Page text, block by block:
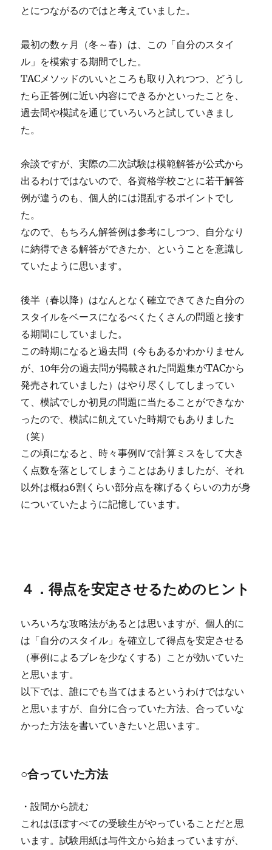
とにつながるのではと考えていました。
最初の数ヶ月（冬～春）は、この「自分のスタイ
ル」を模索する期間でした。
TACメソッドのいいところも取り入れつつ、どうし
たら正答例に近い内容にできるかといったことを、
過去問や模試を通じていろいろと試していきまし
た。
余談ですが、実際の二次試験は模範解答が公式から
出るわけではないので、各資格学校ごとに若干解答
例が違うのも、個人的には混乱するポイントでし
た。
なので、もちろん解答例は参考にしつつ、自分なり
に納得できる解答ができたか、ということを意識し
ていたように思います。
後半（春以降）はなんとなく確立できてきた自分の
スタイルをベースになるべくたくさんの問題と接す
る期間にしていました。
この時期になると過去問（今もあるかわかりません
が、10年分の過去問が掲載された問題集がTACから
発売されていました）はやり尽くしてしまってい
て、模試でしか初見の問題に当たることができなか
ったので、模試に飢えていた時期でもありました
（笑）
この頃になると、時々事例Ⅳで計算ミスをして大き
く点数を落としてしまうことはありましたが、それ
以外は概ね6割くらい部分点を稼げるくらいの力が身
についていたように記憶しています。
４．得点を安定させるためのヒント
いろいろな攻略法があるとは思いますが、個人的に
は「自分のスタイル」を確立して得点を安定させる
（事例によるブレを少なくする）ことが効いていた
と思います。
以下では、誰にでも当てはまるというわけではない
と思いますが、自分に合っていた方法、合っていな
かった方法を書いていきたいと思います。
○合っていた方法
・設問から読む
これはほぼすべての受験生がやっていることだと思
います。試験用紙は与件文から始まっていますが、